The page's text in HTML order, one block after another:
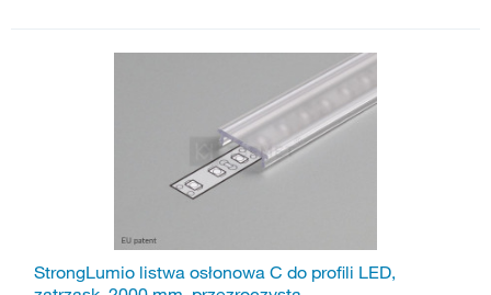
StrongLumio listwa osłonowa C do profili LED,